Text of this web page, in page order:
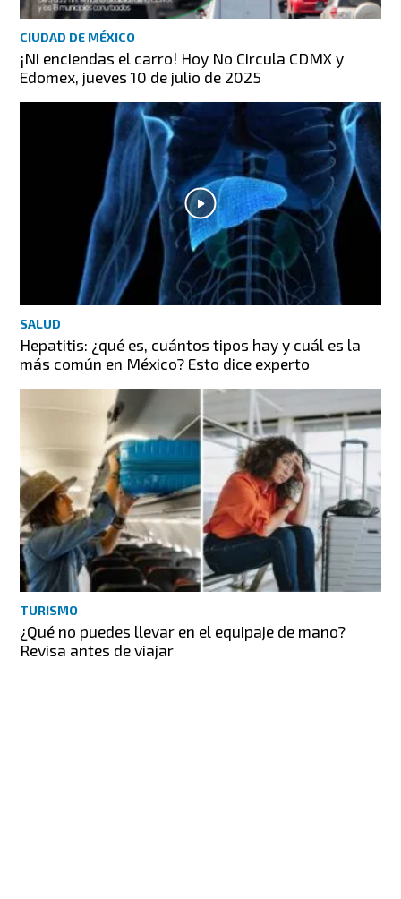
CIUDAD DE MÉXICO
¡Ni enciendas el carro! Hoy No Circula CDMX y
Edomex, jueves 10 de julio de 2025
SALUD
Hepatitis: ¿qué es, cuántos tipos hay y cuál es la
más común en México? Esto dice experto
TURISMO
¿Qué no puedes llevar en el equipaje de mano?
Revisa antes de viajar